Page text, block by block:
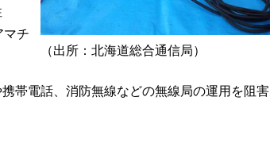
（出所：北海道総合通信局）
マチ
帯電話、消防無線などの無線局の運用を阻害